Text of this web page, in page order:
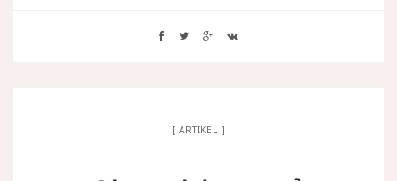
ARTIKEL